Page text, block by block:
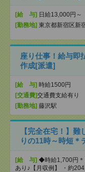
[給 与] 日給13,000円～
[勤務地] 東京都新宿区新
座り仕事！給与即
作成[派遣]
[給 与] 時給1500円
[交通費]交通費支給有り
[勤務地] 藤沢駅
【完全在宅！】
りの11時～時短＊
[給 与] ◆時給1,700円＊
あり♪【月収例】 ・約